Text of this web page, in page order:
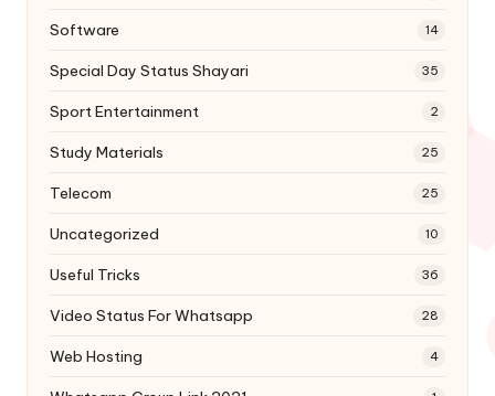
Software 14
Special Day Status Shayari 35
Sport Entertainment 2
Study Materials 25
Telecom 25
Uncategorized 10
Useful Tricks 36
Video Status For Whatsapp 28
Web Hosting 4